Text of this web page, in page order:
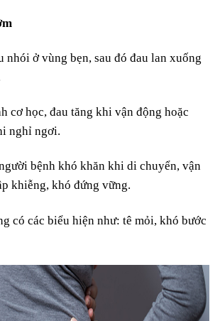
nhói ở vùng bẹn, sau đó đau lan xuống
cơ học, đau tăng khi vận động hoặc
nghỉ ngơi.
bệnh khó khăn khi di chuyển, vận
khiễng, khó đứng vững.
có các biểu hiện như: tê mỏi, khó bước